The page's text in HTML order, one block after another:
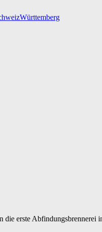
Württemberg
erste